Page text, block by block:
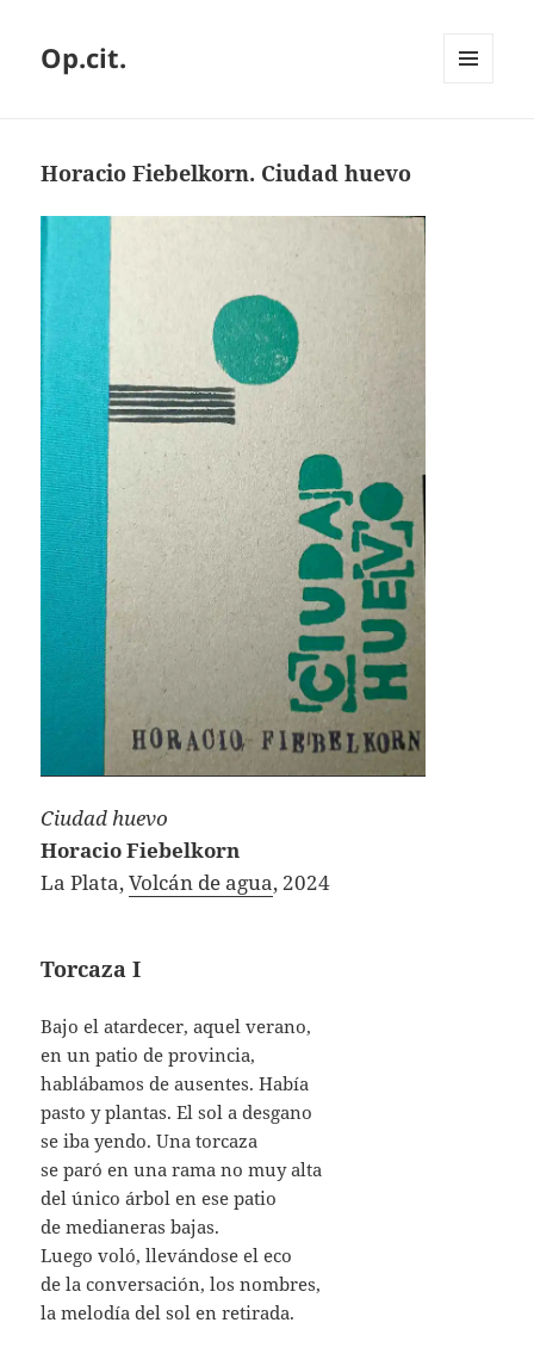
Op.cit.
Horacio Fiebelkorn. Ciudad huevo
Ciudad huevo
Horacio Fiebelkorn
La Plata,Volcán de agua, 2024
Torcaza I
Bajo el atardecer, aquel verano,
en un patio de provincia,
hablábamos de ausentes. Había
pasto y plantas. El sol a desgano
se iba yendo. Una torcaza
se paró en una rama no muy alta
del único árbol en ese patio
de medianeras bajas.
Luego voló, llevándose el eco
de la conversación, los nombres,
la melodía del sol en retirada.